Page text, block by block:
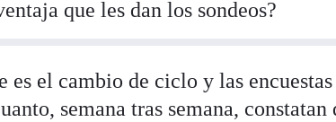
que les dan los sondeos?
es el cambio de ciclo y las
semana tras semana, constatan